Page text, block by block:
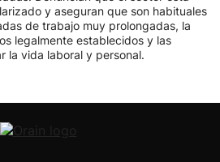
y aseguran que son habituales
de trabajo muy prolongadas, la
legalmente establecidos y las
la vida laboral y personal.